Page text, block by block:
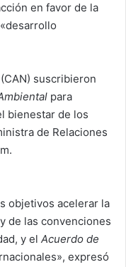
en favor de la
suscribieron
para
bienestar de los
de Relaciones
objetivos acelerar la
y de las convenciones
y el Acuerdo de
expresó